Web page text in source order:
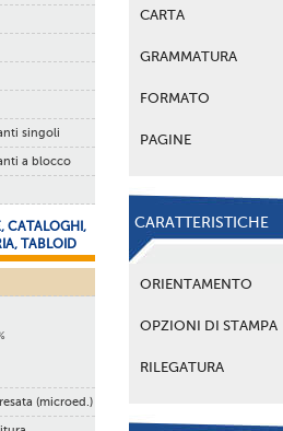
singoli
a blocco
CATALOGHI,
TABLOID
(microed.)
CARTA
GRAMMATURA
FORMATO
PAGINE
CARATTERISTICHE
ORIENTAMENTO
OPZIONI DI STAMPA
RILEGATURA